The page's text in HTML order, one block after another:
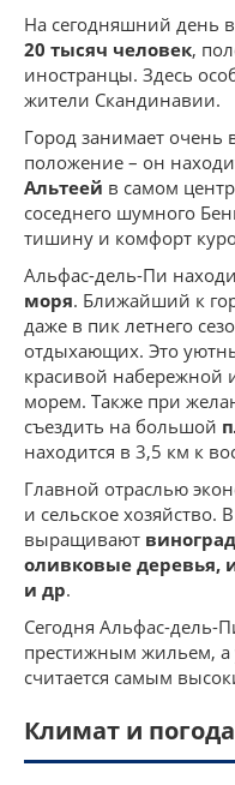
На сегодняшний день
20 тысяч человек,
иностранцы. Здесь
жители Скандинавии.
Город занимает очень
положение – он
Альтеей в самом
соседнего шумного
тишину и комфорт
Альфас-дель-Пи
моря. Ближайший к
даже в пик летнего
отдыхающих. Это
красивой набережной
морем. Также при
съездить на большой
находится в 3,5 км к
Главной отраслью
и сельское хозяйство.
выращивают
оливковые деревья,
и др.
Сегодня Альфас-дель-
престижным жильем, а
считается самым
Климат и погода